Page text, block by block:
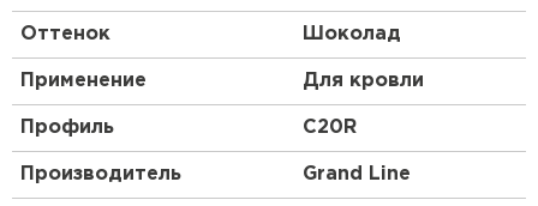
Структура. Профнастил – композитный
(многослойный) материал. У разных марок
число слоев меняется от 3 до 10; толщина
Оттенок Шоколад
Применение Для кровли
Профиль C20R
Производитель Grand Line